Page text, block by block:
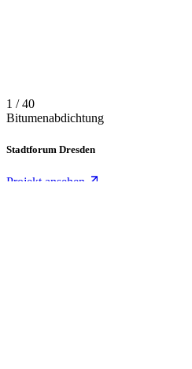
1 / 40
Bitumenabdichtung
Stadtforum Dresden
Projekt ansehen